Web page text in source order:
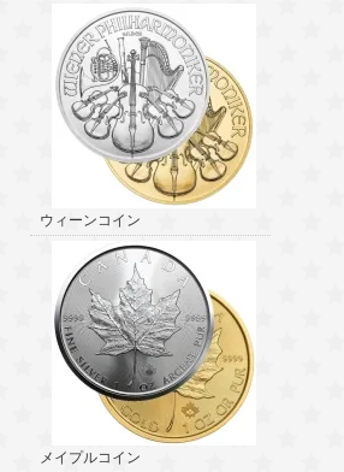
ウィーンコイン
メイプルコイン